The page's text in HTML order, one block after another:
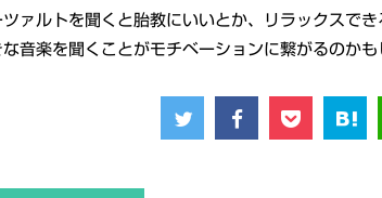
ツァルトを聞くと胎教にいいとか、リラックスで
音楽を聞くことがモチベーションに繋がるのかも